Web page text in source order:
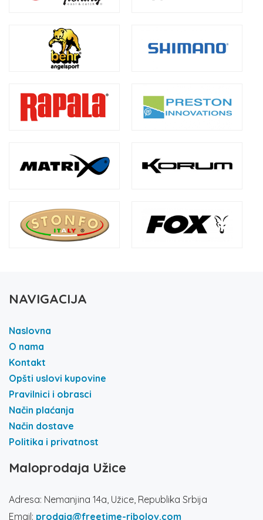
NAVIGACIJA
Naslovna
O nama
Kontakt
Opšti uslovi kupovine
Pravilnici i obrasci
Način plaćanja
Način dostave
Politika i privatnost
Maloprodaja Užice
Adresa: Nemanjina 14a, Užice, Republika Srbija
Email: prodaja@freetime-ribolov.com